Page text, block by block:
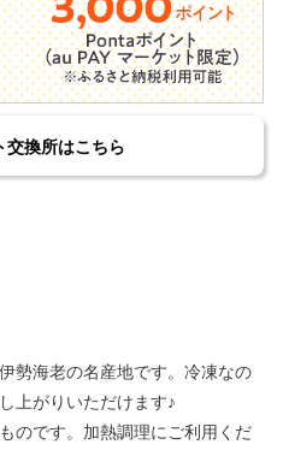
交換所はこちら
勢海老の名産地です。冷凍なの
上がりいただけます♪
のです。加熱調理にご利用くだ